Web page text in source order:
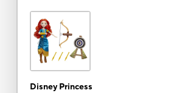
Disney Princess